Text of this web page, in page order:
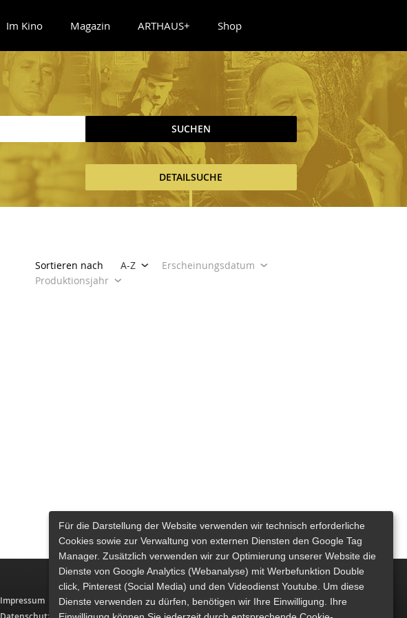
Im Kino Magazin ARTHAUS+ Shop
SUCHEN
DETAILSUCHE
Sortieren nach A-Z
Erscheinungsdatum
Produktionsjahr
Impressum
Für die Darstellung der Website verwenden wir technisch erforderliche
Cookies sowie zur Verwaltung von externen Diensten den Google Tag
Manager. Zusätzlich verwenden wir zur Optimierung unserer Website die
Dienste von Google Analytics (Webanalyse) mit Werbefunktion Double
click, Pinterest (Social Media) und den Videodienst Youtube. Um diese
Dienste verwenden zu dürfen, benötigen wir Ihre Einwilligung. Ihre